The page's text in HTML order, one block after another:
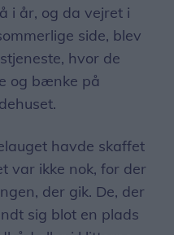
i år, og da vejret i
side, blev
hvor de
og bænke på
havde skaffet
var ikke nok, for der
der gik. De, der
sig blot en plads